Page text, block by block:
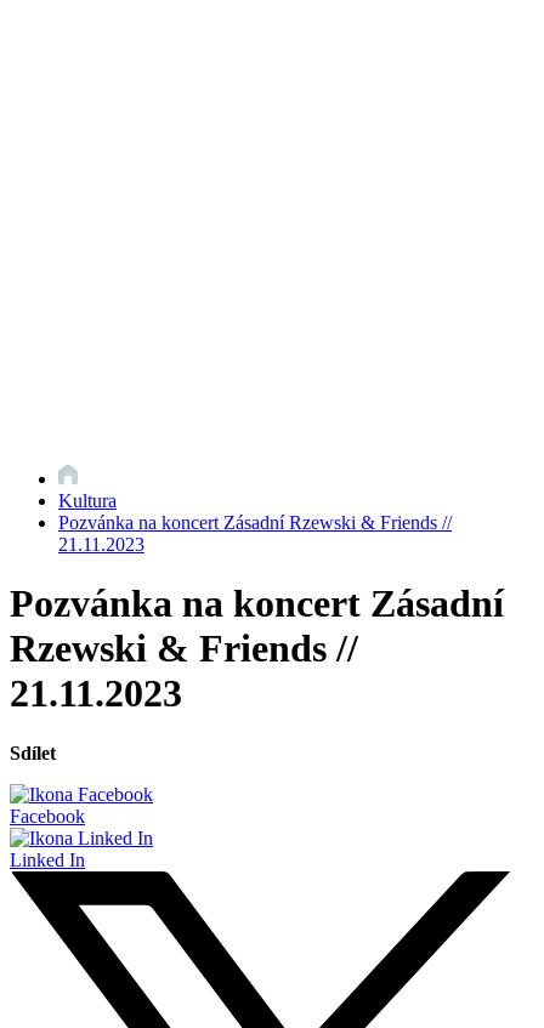
Kultura
Pozvánka na koncert Zásadní Rzewski & Friends //
21.11.2023
Pozvánka na koncert Zásadní
Rzewski & Friends //
21.11.2023
Sdílet
Facebook
Linked In